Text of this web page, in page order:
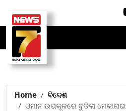
Home
ବିଦେଶ
ଓମାନ ଉପକୂଳରେ ବୁଡିଲା